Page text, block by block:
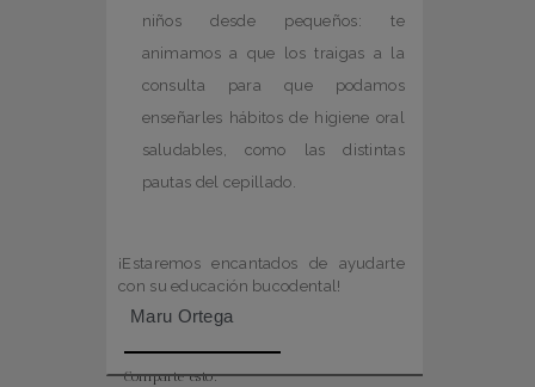
niños desde pequeños: te
animamos a que los traigas a la
consulta para que podamos
enseñarles hábitos de higiene oral
saludables, como las distintas
pautas del cepillado.
¡Estaremos encantados de ayudarte
con su educación bucodental!
Maru Ortega
Comparte esto: